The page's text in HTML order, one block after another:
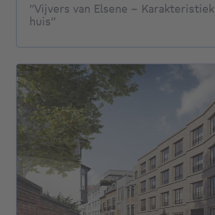
“Vijvers van Elsene – Karakteristiek
huis”